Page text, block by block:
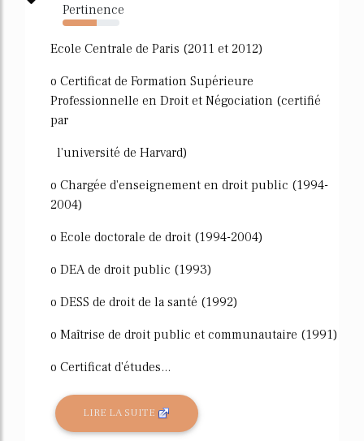
Pertinence
60%
Ecole Centrale de Paris (2011 et 2012)
o Certificat de Formation Supérieure
Professionnelle en Droit et Négociation (certifié
par
l'université de Harvard)
o Chargée d'enseignement en droit public (1994-
2004)
o Ecole doctorale de droit (1994-2004)
o DEA de droit public (1993)
o DESS de droit de la santé (1992)
o Maîtrise de droit public et communautaire (1991)
o Certificat d'études...
LIRE LA SUITE